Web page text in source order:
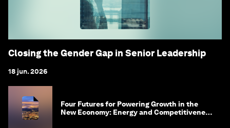
Closing the Gender Gap in Senior Leadership
18 jun. 2026
Four Futures for Powering Growth in the
New Economy: Energy and Competitiveness